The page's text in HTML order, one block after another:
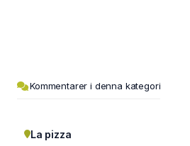
Kommentarer i denna kategori
La pizza